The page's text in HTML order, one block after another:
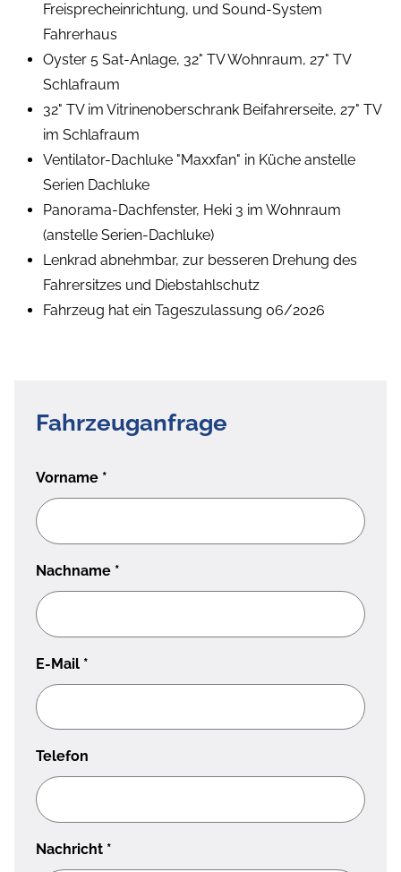
Freisprecheinrichtung, und Sound-System
Fahrerhaus
Oyster 5 Sat-Anlage, 32" TV Wohnraum, 27" TV
Schlafraum
32" TV im Vitrinenoberschrank Beifahrerseite, 27" TV
im Schlafraum
Ventilator-Dachluke "Maxxfan" in Küche anstelle
Serien Dachluke
Panorama-Dachfenster, Heki 3 im Wohnraum
(anstelle Serien-Dachluke)
Lenkrad abnehmbar, zur besseren Drehung des
Fahrersitzes und Diebstahlschutz
Fahrzeug hat ein Tageszulassung 06/2026
Fahrzeuganfrage
Vorname *
Nachname *
E-Mail *
Telefon
Nachricht *